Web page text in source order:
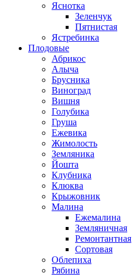
Яснотка
Зеленчук
Пятнистая
Ястребинка
Плодовые
Абрикос
Алыча
Брусника
Виноград
Вишня
Голубика
Груша
Ежевика
Жимолость
Земляника
Йошта
Клубника
Клюква
Крыжовник
Малина
Ежемалина
Земляничная
Ремонтантная
Сортовая
Облепиха
Рябина